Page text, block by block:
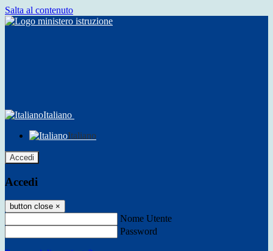
Salta al contenuto
Italiano
Italiano
Accedi
Accedi
button close ×
Nome Utente
Password